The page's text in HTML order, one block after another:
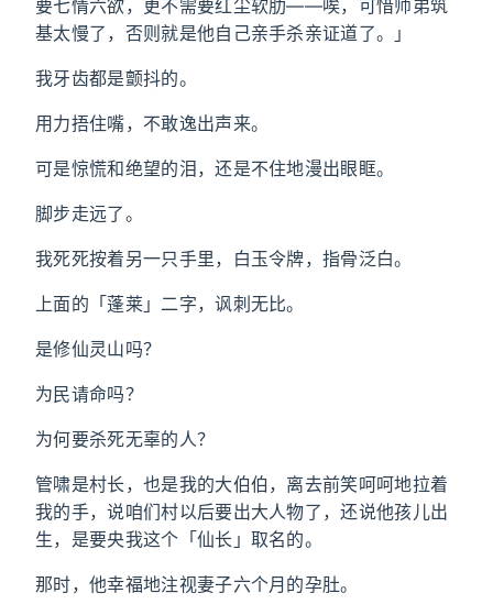
要七情六欲，更不需要红尘软肋——唉，可惜师弟筑
基太慢了，否则就是他自己亲手杀亲证道了。」
我牙齿都是颤抖的。
用力捂住嘴，不敢逸出声来。
可是惊慌和绝望的泪，还是不住地漫出眼眶。
脚步走远了。
我死死按着另一只手里，白玉令牌，指骨泛白。
上面的「蓬莱」二字，讽刺无比。
是修仙灵山吗？
为民请命吗？
为何要杀死无辜的人？
管啸是村长，也是我的大伯伯，离去前笑呵呵地拉着
我的手，说咱们村以后要出大人物了，还说他孩儿出
生，是要央我这个「仙长」取名的。
那时，他幸福地注视妻子六个月的孕肚。